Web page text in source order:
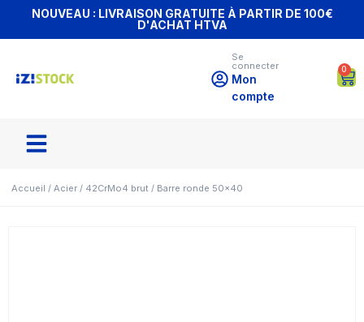
NOUVEAU : LIVRAISON GRATUITE À PARTIR DE 100€
D'ACHAT HTVA
Se
connecter
Mon
compte
0
Accueil / Acier / 42CrMo4 brut / Barre ronde 50×40